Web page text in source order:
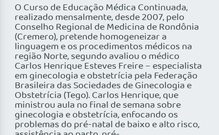
O Curso de Educação Médica Continuada,
realizado mensalmente, desde 2007, pelo
Conselho Regional de Medicina de Rondônia
(Cremero), pretende homogeneizar a
linguagem e os procedimentos médicos na
região Norte, segundo avaliou o médico
Carlos Henrique Esteves Freire – especialista
em ginecologia e obstetrícia pela Federação
Brasileira das Sociedades de Ginecologia e
Obstetrícia (Tego). Carlos Henrique, que
ministrou aula no final de semana sobre
ginecologia e obstetrícia, enfocando os
problemas do pré-natal de baixo e alto risco,